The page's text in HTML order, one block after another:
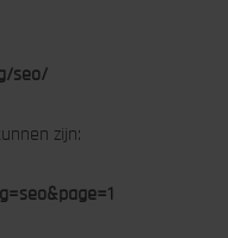
seo/
zijn: